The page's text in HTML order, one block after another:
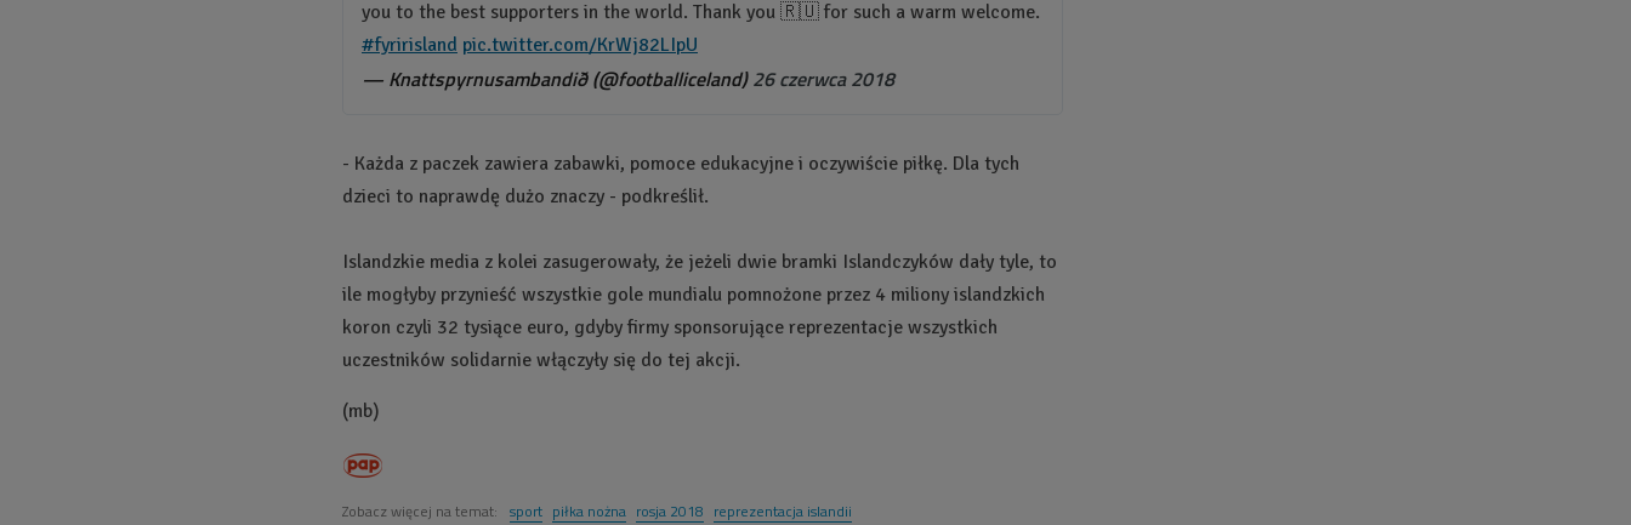
you to the best supporters in the world. Thank you 🇷🇺 for such a warm welcome.
#fyririsland pic.twitter.com/KrWj82LIpU
— Knattspyrnusambandið (@footballiceland)26 czerwca 2018
- Każda z paczek zawiera zabawki, pomoce edukacyjne i oczywiście piłkę. Dla tych
dzieci to naprawdę dużo znaczy - podkreślił.
Islandzkie media z kolei zasugerowały, że jeżeli dwie bramki Islandczyków dały tyle, to
ile mogłyby przynieść wszystkie gole mundialu pomnożone przez 4 miliony islandzkich
koron czyli 32 tysiące euro, gdyby firmy sponsorujące reprezentacje wszystkich
uczestników solidarnie włączyły się do tej akcji.
(mb)
Zobacz więcej na temat: sport piłka nożna rosja 2018 reprezentacja islandii